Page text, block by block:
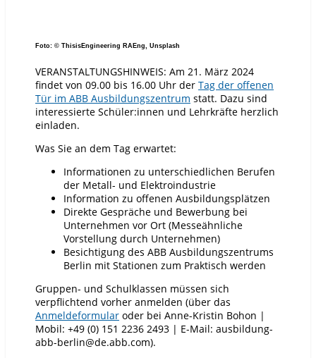
Foto: © ThisisEngineering RAEng, Unsplash
VERANSTALTUNGSHINWEIS: Am 21. März 2024
findet von 09.00 bis 16.00 Uhr der Tag der offenen
Tür im ABB Ausbildungszentrum statt. Dazu sind
interessierte Schüler:innen und Lehrkräfte herzlich
einladen.
Was Sie an dem Tag erwartet:
Informationen zu unterschiedlichen Berufen
der Metall- und Elektroindustrie
Information zu offenen Ausbildungsplätzen
Direkte Gespräche und Bewerbung bei
Unternehmen vor Ort (Messeähnliche
Vorstellung durch Unternehmen)
Besichtigung des ABB Ausbildungszentrums
Berlin mit Stationen zum Praktisch werden
Gruppen- und Schulklassen müssen sich
verpflichtend vorher anmelden (über das
Anmeldeformular oder bei Anne-Kristin Bohon |
Mobil: +49 (0) 151 2236 2493 | E-Mail: ausbildung-
abb-berlin@de.abb.com).